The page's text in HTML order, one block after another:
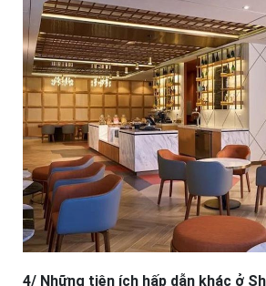
4/ Những tiện ích hấp dẫn khác ở